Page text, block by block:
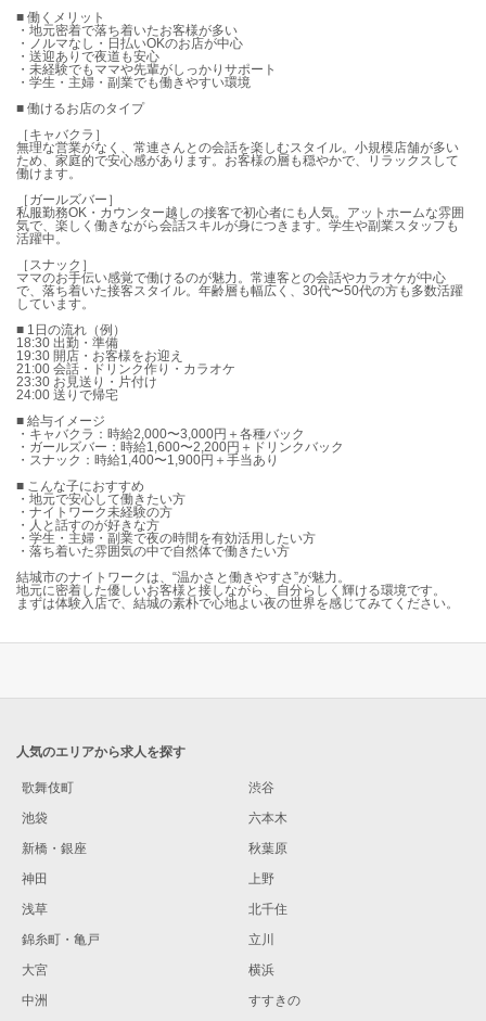
■ 働くメリット
・地元密着で落ち着いたお客様が多い
・ノルマなし・日払いOKのお店が中心
・送迎ありで夜道も安心
・未経験でもママや先輩がしっかりサポート
・学生・主婦・副業でも働きやすい環境
■ 働けるお店のタイプ
［キャバクラ］
無理な営業がなく、常連さんとの会話を楽しむスタイル。小規模店舗が多い
ため、家庭的で安心感があります。お客様の層も穏やかで、リラックスして
働けます。
［ガールズバー］
私服勤務OK・カウンター越しの接客で初心者にも人気。アットホームな雰囲
気で、楽しく働きながら会話スキルが身につきます。学生や副業スタッフも
活躍中。
［スナック］
ママのお手伝い感覚で働けるのが魅力。常連客との会話やカラオケが中心
で、落ち着いた接客スタイル。年齢層も幅広く、30代〜50代の方も多数活躍
しています。
■ 1日の流れ（例）
18:30 出勤・準備
19:30 開店・お客様をお迎え
21:00 会話・ドリンク作り・カラオケ
23:30 お見送り・片付け
24:00 送りで帰宅
■ 給与イメージ
・キャバクラ：時給2,000〜3,000円＋各種バック
・ガールズバー：時給1,600〜2,200円＋ドリンクバック
・スナック：時給1,400〜1,900円＋手当あり
■ こんな子におすすめ
・地元で安心して働きたい方
・ナイトワーク未経験の方
・人と話すのが好きな方
・学生・主婦・副業で夜の時間を有効活用したい方
・落ち着いた雰囲気の中で自然体で働きたい方
結城市のナイトワークは、“温かさと働きやすさ”が魅力。
地元に密着した優しいお客様と接しながら、自分らしく輝ける環境です。
まずは体験入店で、結城の素朴で心地よい夜の世界を感じてみてください。
人気のエリアから求人を探す
歌舞伎町
渋谷
池袋
六本木
新橋・銀座
秋葉原
神田
上野
浅草
北千住
錦糸町・亀戸
立川
大宮
横浜
中洲
すすきの